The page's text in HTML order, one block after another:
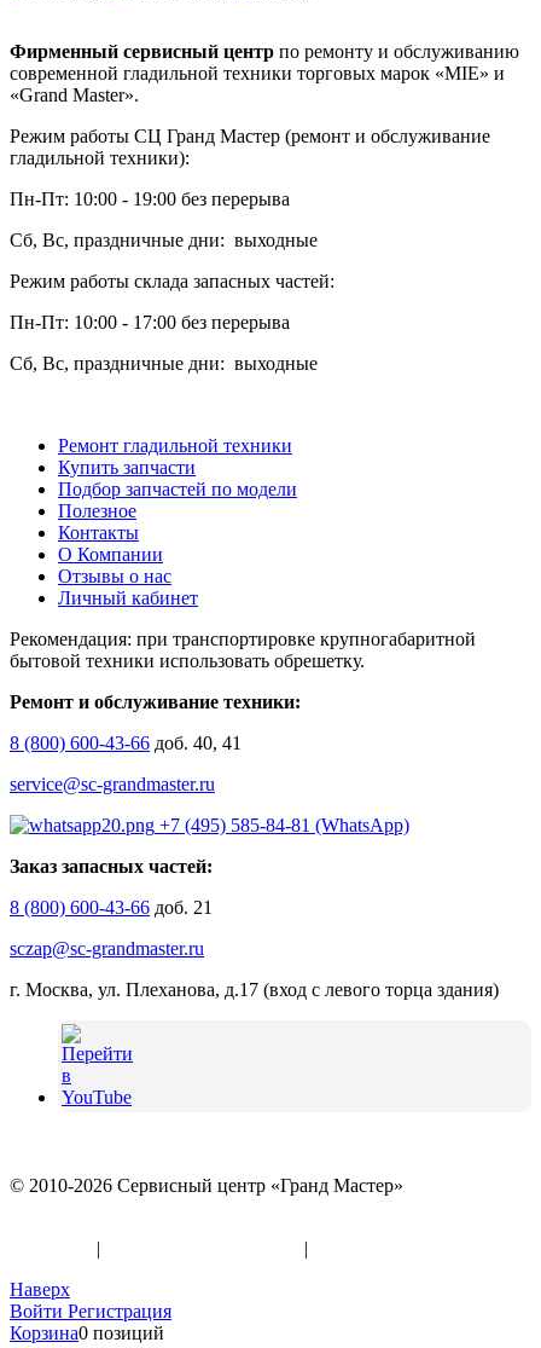
Фирменный сервисный центр по ремонту и обслуживанию
современной гладильной техники торговых марок «MIE» и
«Grand Master».
Режим работы СЦ Гранд Мастер (ремонт и обслуживание
гладильной техники):
Пн-Пт: 10:00 - 19:00 без перерыва
Сб, Вс, праздничные дни: выходные
Режим работы склада запасных частей:
Пн-Пт: 10:00 - 17:00 без перерыва
Сб, Вс, праздничные дни: выходные
Ремонт гладильной техники
Купить запчасти
Подбор запчастей по модели
Полезное
Контакты
О Компании
Отзывы о нас
Личный кабинет
Рекомендация: при транспортировке крупногабаритной
бытовой техники использовать обрешетку.
Ремонт и обслуживание техники:
8 (800) 600-43-66 доб. 40, 41
service@sc-grandmaster.ru
+7 (495) 585-84-81 (WhatsApp)
Заказ запасных частей:
8 (800) 600-43-66 доб. 21
sczap@sc-grandmaster.ru
г. Москва, ул. Плеханова, д.17 (вход с левого торца здания)
© 2010-2026 Сервисный центр «Гранд Мастер»
| |
Наверх
Войти Регистрация
Корзина0 позиций